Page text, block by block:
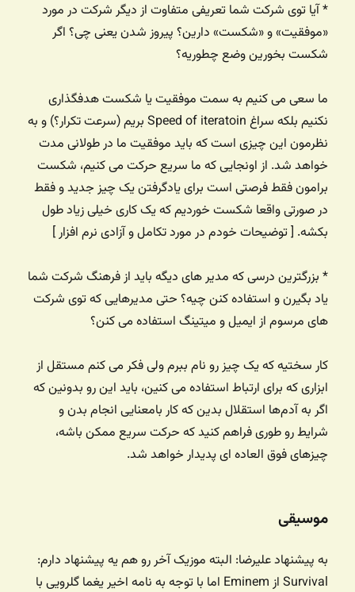
* آیا توی شرکت شما تعریفی متفاوت از دیگر شرکت در مورد
«موفقیت» و «شکست» دارین؟ پیروز شدن یعنی چی؟ اگر
شکست بخورین وضع چطوریه؟
ما سعی می کنیم به سمت موفقیت یا شکست هدفگذاری
نکنیم بلکه سراغ Speed of iteratoin بریم (سرعت تکرار؟) و به
نظرمون این چیزی است که باید موفقیت ما در طولانی مدت
خواهد شد. از اونجایی که ما سریع حرکت می کنیم، شکست
برامون فقط فرصتی است برای یادگرفتن یک چیز جدید و فقط
در صورتی واقعا شکست خوردیم که یک کاری خیلی زیاد طول
بکشه. [ توضیحات خودم در مورد تکامل و آزادی نرم افزار ]
* بزرگترین درسی که مدیر های دیگه باید از فرهنگ شرکت شما
یاد بگیرن و استفاده کنن چیه؟ حتی مدیرهایی که توی شرکت
های مرسوم از ایمیل و میتینگ استفاده می کنن؟
کار سختیه که یک چیز رو نام ببرم ولی فکر می کنم مستقل از
ابزاری که برای ارتباط استفاده می کنین، باید این رو بدونین که
اگر به آدم‌ها استقلال بدین که کار بامعنایی انجام بدن و
شرایط رو طوری فراهم کنید که حرکت سریع ممکن باشه،
چیزهای فوق العاده ای پدیدار خواهد شد.
موسیقی
به پیشنهاد علیرضا: البته موزیک آخر رو هم یه پیشنهاد دارم:
Survival از Eminem اما با توجه به نامه اخیر یغما گلرویی با